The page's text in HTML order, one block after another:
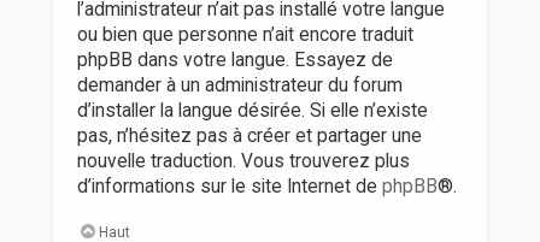
l’administrateur n’ait pas installé votre langue
ou bien que personne n’ait encore traduit
phpBB dans votre langue. Essayez de
demander à un administrateur du forum
d’installer la langue désirée. Si elle n’existe
pas, n’hésitez pas à créer et partager une
nouvelle traduction. Vous trouverez plus
d’informations sur le site Internet de phpBB®.
Haut